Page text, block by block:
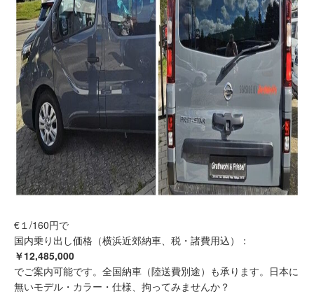
€１/160円で
国内乗り出し価格（横浜近郊納車、税・諸費用込）：
￥12,485,000
でご案内可能です。全国納車（陸送費別途）も承ります。日本に
無いモデル・カラー・仕様、拘ってみませんか？